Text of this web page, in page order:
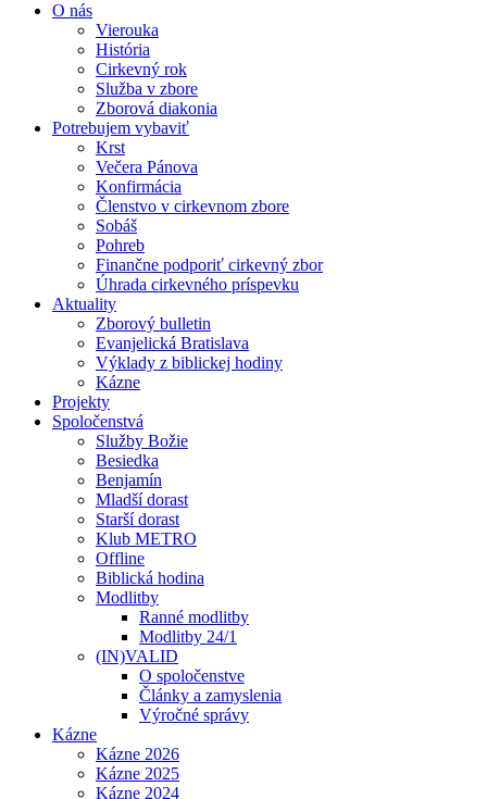
O nás
Vierouka
História
Cirkevný rok
Služba v zbore
Zborová diakonia
Potrebujem vybaviť
Krst
Večera Pánova
Konfirmácia
Členstvo v cirkevnom zbore
Sobáš
Pohreb
Finančne podporiť cirkevný zbor
Úhrada cirkevného príspevku
Aktuality
Zborový bulletin
Evanjelická Bratislava
Výklady z biblickej hodiny
Kázne
Projekty
Spoločenstvá
Služby Božie
Besiedka
Benjamín
Mladší dorast
Starší dorast
Klub METRO
Offline
Biblická hodina
Modlitby
Ranné modlitby
Modlitby 24/1
(IN)VALID
O spoločenstve
Články a zamyslenia
Výročné správy
Kázne
Kázne 2026
Kázne 2025
Kázne 2024